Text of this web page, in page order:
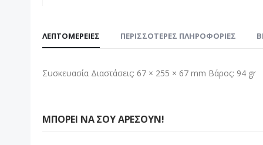
αρχή
συλλογής
ΛΕΠΤΟΜΈΡΕΙΕΣ
Συσκευασία Διαστάσεις: 67 × 255 × 67 mm Βάρος: 94 gr
ΠΕΡΙΣΣΌΤΕΡΕΣ ΠΛΗΡΟΦΟΡΊΕΣ
ΜΠΟΡΕΊ ΝΑ ΣΟΥ ΑΡΈΣΟΥΝ!